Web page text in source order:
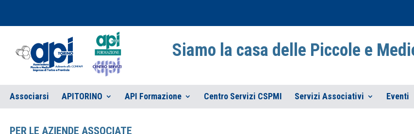
Siamo la casa delle Piccole e
Associarsi APITORINO API Formazione Centro Servizi CSPMI Servizi Associativi Eventi
PER LE AZIENDE ASSOCIATE